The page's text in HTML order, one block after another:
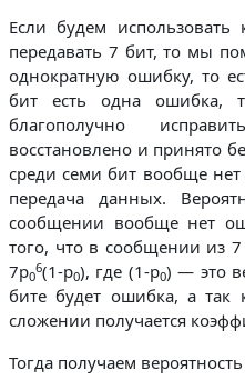
Если будем
передавать 7 бит, то мы
однократную ошибку, то
бит есть одна ошибка,
благополучно
восстановлено и принято
среди семи бит вообще
передача данных.
сообщении вообще нет
того, что в сообщении из
7p0
6(1-p0), где (1-p0) — это
бите будет ошибка, а так
сложении получается
Тогда получаем